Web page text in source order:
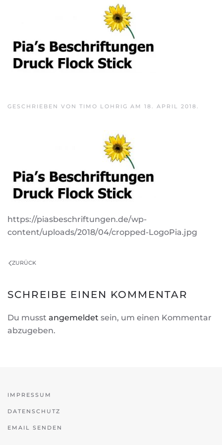
GESCHRIEBEN VON TIMO LOHRIG AM 18. APRIL 2018.
https://piasbeschriftungen.de/wp-
content/uploads/2018/04/cropped-LogoPia.jpg
ZURÜCK
SCHREIBE EINEN KOMMENTAR
Du musst angemeldet sein, um einen Kommentar
abzugeben.
IMPRESSUM
DATENSCHUTZ
EMAIL SENDEN